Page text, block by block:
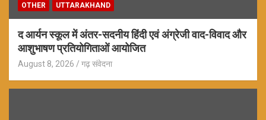
OTHER UTTARAKHAND
द आर्यन स्कूल में अंतर-सदनीय हिंदी एवं अंग्रेजी वाद-विवाद और
आशुभाषण प्रतियोगिताओं आयोजित
August 8, 2026 गढ़ संवेदना